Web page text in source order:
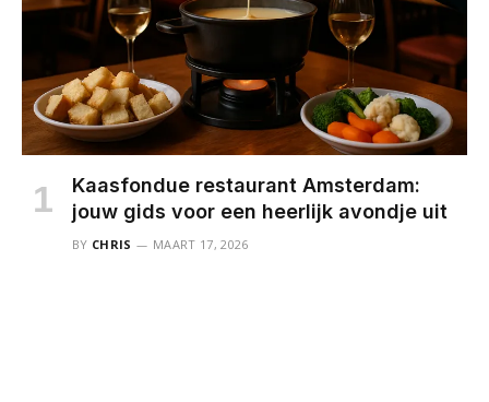
Kaasfondue restaurant Amsterdam:
jouw gids voor een heerlijk avondje uit
BY CHRIS MAART 17, 2026